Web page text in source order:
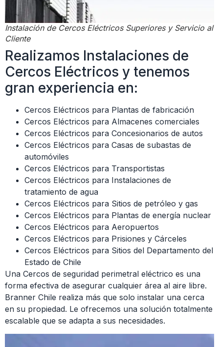
Instalación de Cercos Eléctricos Superiores y Servicio al
Cliente
Realizamos Instalaciones de
Cercos Eléctricos y tenemos
gran experiencia en:
Cercos Eléctricos para Plantas de fabricación
Cercos Eléctricos para Almacenes comerciales
Cercos Eléctricos para Concesionarios de autos
Cercos Eléctricos para Casas de subastas de
automóviles
Cercos Eléctricos para Transportistas
Cercos Eléctricos para Instalaciones de
tratamiento de agua
Cercos Eléctricos para Sitios de petróleo y gas
Cercos Eléctricos para Plantas de energía nuclear
Cercos Eléctricos para Aeropuertos
Cercos Eléctricos para Prisiones y Cárceles
Cercos Eléctricos para Sitios del Departamento del
Estado de Chile
Una Cercos de seguridad perimetral eléctrico es una
forma efectiva de asegurar cualquier área al aire libre.
Branner Chile realiza más que solo instalar una cerca
en su propiedad. Le ofrecemos una solución totalmente
escalable que se adapta a sus necesidades.